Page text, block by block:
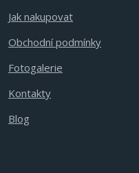
Jak nakupovat
Obchodní podmínky
Fotogalerie
Kontakty
Blog